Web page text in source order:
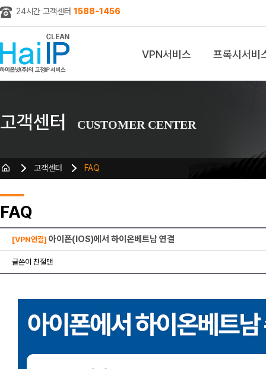
24시간 고객센터 1588-1456
VPN서비스 프록시서비
고객센터 CUSTOMER CENTER
고객센터 FAQ
FAQ
[VPN연결] 아이폰(IOS)에서 하이온베트남 연결
글쓴이 친절맨